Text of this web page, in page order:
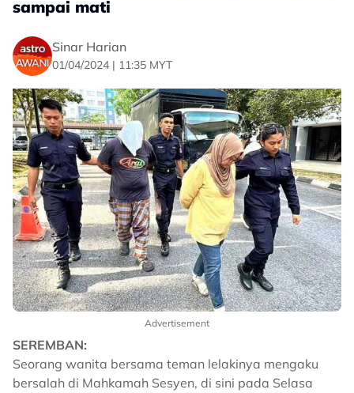
sampai mati
Sinar Harian
01/04/2024 | 11:35 MYT
Advertisement
SEREMBAN:
Seorang wanita bersama teman lelakinya mengaku
bersalah di Mahkamah Sesyen, di sini pada Selasa